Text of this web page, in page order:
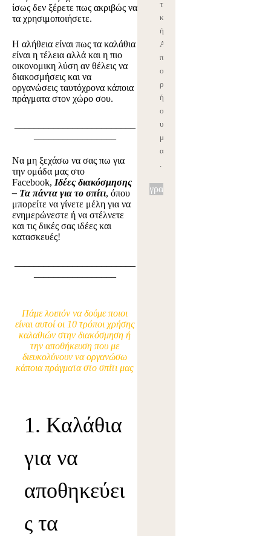
ίσως δεν ξέρετε πως ακριβώς να
τα χρησιμοποιήσετε.
Η αλήθεια είναι πως τα καλάθια
είναι η τέλεια αλλά και η πιο
οικονομικη λύση αν θέλεις να
διακοσμήσεις και να
οργανώσεις ταυτόχρονα κάποια
πράγματα στον χώρο σου.
Να μη ξεχάσω να σας πω για
την ομάδα μας στο
Facebook, Ιδέες διακόσμησης
– Τα πάντα για το σπίτι, όπου
μπορείτε να γίνετε μέλη για να
ενημερώνεστε ή να στέλνετε
και τις δικές σας ιδέες και
κατασκευές!
Πάμε λοιπόν να δούμε ποιοι
είναι αυτοί οι 10 τρόποι χρήσης
καλαθιών στην διακόσμηση ή
την αποθήκευση που με
διευκολύνουν να οργανώσω
κάποια πράγματα στο σπίτι μας
1. Καλάθια
για να
αποθηκεύει
ς τα
Εγγραφή
τι
κ
ή
Α
π
ο
ρρ
ήτ
ο
υ
μ
ας
.